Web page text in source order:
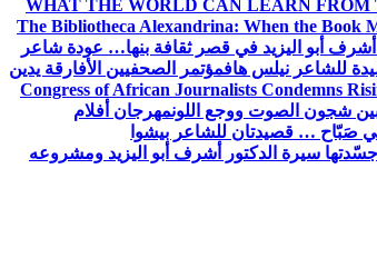
WHAT THE WORLD CAN LEARN
The Bibliotheca Alexandrina: When the Book
أشرف أبو اليزيد في قصر ثقافة بنها… عودة شاعر
للشاعر نيلس هافمؤتمر الصحفيين الأفارقة يدين
Congress of African Journalists Condemns
شجون الصوت ووجع اللونمهرجان أفلام
صَبّاح … قصيدتان للشاعر بيشوا
سيرة الدكتور أشرف أبو اليزيد ومشروعه